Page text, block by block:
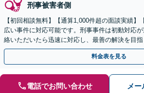
刑事被害者側
【初回相談無料】【通算1,000件超の面談実績】
広い事件に対応可能です。刑事事件は初動対応
絡いただいたら迅速に対応し、最善の解決を目
や友人が逮捕されたら、すぐにご相談ください。
料金表を見る
電話でお問い合わせ メ